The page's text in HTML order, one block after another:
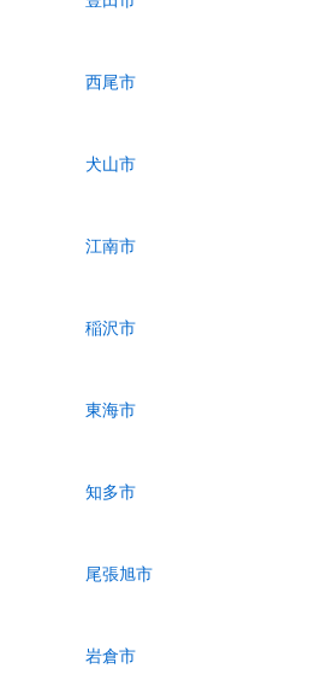
西尾市
犬山市
江南市
稲沢市
東海市
知多市
尾張旭市
岩倉市